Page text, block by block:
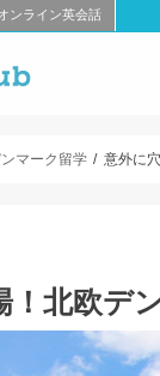
ンライン英会話
マーク留学 意外に
！北欧デ